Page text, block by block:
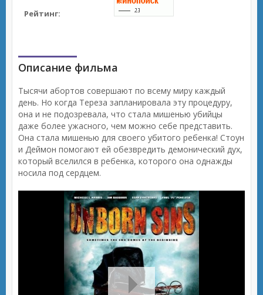
Рейтинг:
Описание фильма
Тысячи абортов совершают по всему миру каждый
день. Но когда Тереза запланировала эту процедуру,
она и не подозревала, что стала мишенью убийцы
даже более ужасного, чем можно себе представить.
Она стала мишенью для своего убитого ребенка! Стоун
и Деймон помогают ей обезвредить демонический дух,
который вселился в ребенка, которого она однажды
носила под сердцем.